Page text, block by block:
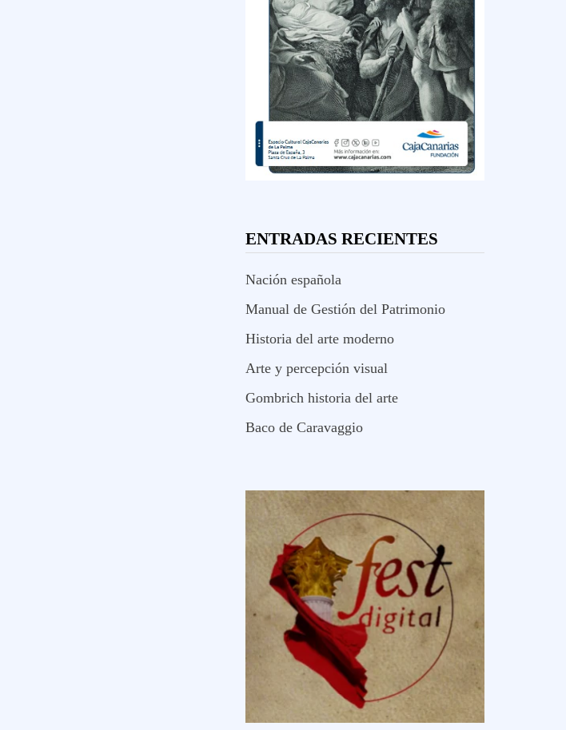
ENTRADAS RECIENTES
Nación española
Manual de Gestión del Patrimonio
Historia del arte moderno
Arte y percepción visual
Gombrich historia del arte
Baco de Caravaggio